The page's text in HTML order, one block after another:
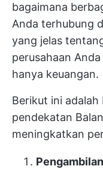
bagaimana
Anda terhubung
yang jelas
perusahaan
hanya keuangan.
Berikut ini adalah
pendekatan
meningkatkan